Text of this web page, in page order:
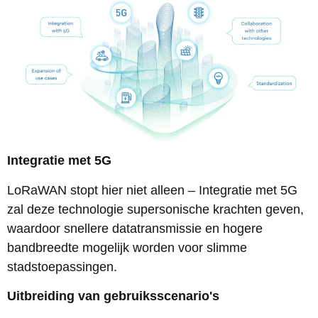
Integratie met 5G
LoRaWAN stopt hier niet alleen – Integratie met 5G
zal deze technologie supersonische krachten geven,
waardoor snellere datatransmissie en hogere
bandbreedte mogelijk worden voor slimme
stadstoepassingen.
Uitbreiding van gebruiksscenario's